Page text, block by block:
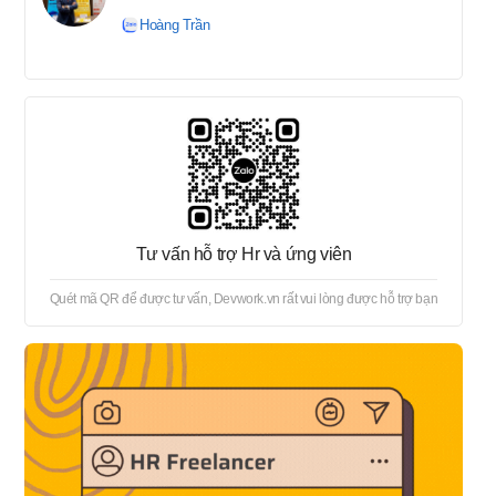
tuyển → Offer → Thủ tục
Hoàng Trần
Tư vấn hỗ trợ Hr và ứng viên
Quét mã QR để được tư vấn, Devwork.vn rất vui lòng được hỗ trợ bạn